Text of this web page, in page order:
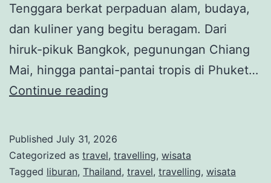
Tenggara berkat perpaduan alam, budaya,
dan kuliner yang begitu beragam. Dari
hiruk-pikuk Bangkok, pegunungan Chiang
Mai, hingga pantai-pantai tropis di Phuket…
Continue reading
dengan
Pantai
Published July 31, 2026
Categorized as travel, travelling, wisata
Tagged liburan, Thailand, travel, travelling, wisata